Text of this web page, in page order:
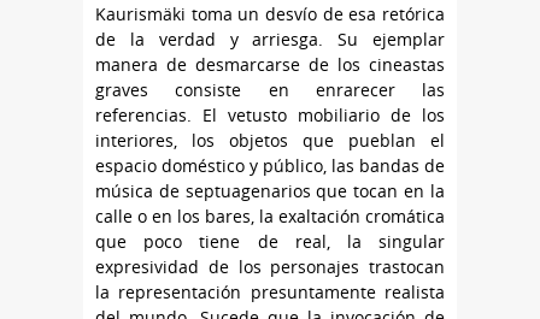
Kaurismäki toma un desvío de esa retórica
de la verdad y arriesga. Su ejemplar
manera de desmarcarse de los cineastas
graves consiste en enrarecer las
referencias. El vetusto mobiliario de los
interiores, los objetos que pueblan el
espacio doméstico y público, las bandas de
música de septuagenarios que tocan en la
calle o en los bares, la exaltación cromática
que poco tiene de real, la singular
expresividad de los personajes trastocan
la representación presuntamente realista